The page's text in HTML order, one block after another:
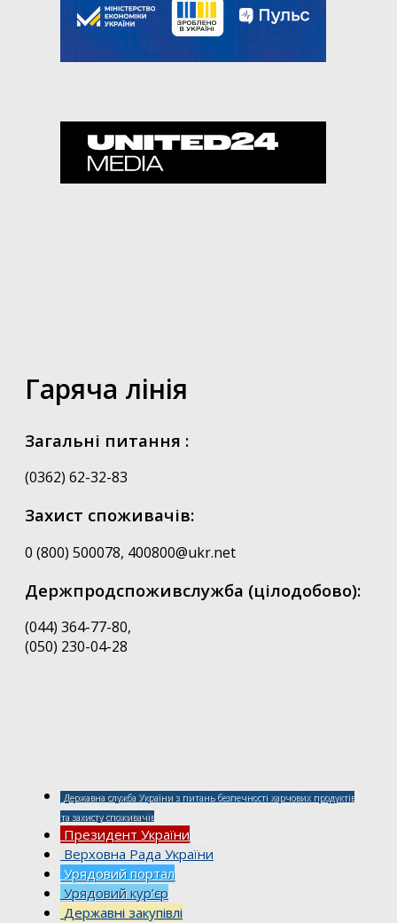
Гаряча лінія
Загальні питання :
(0362) 62-32-83
Захист споживачів:
0 (800) 500078, 400800@ukr.net
Держпродспоживслужба (цілодобово):
(044) 364-77-80,
(050) 230-04-28
Державна служба України з питань безпечності харчових продуктів
та захисту споживачів
Президент України
Верховна Рада України
Урядовий портал
Урядовий кур’єр
Державні закупівлі